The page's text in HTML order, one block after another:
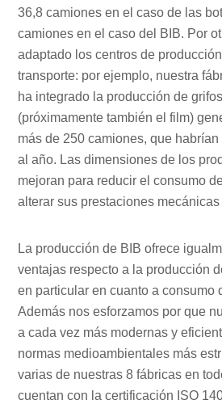
36,8 camiones en el caso de las
camiones en el caso del BIB. Por
adaptado los centros de
transporte: por ejemplo, nuestra
ha integrado la producción de
(próximamente también el film)
más de 250 camiones, que
al año. Las dimensiones de los
mejoran para reducir el consumo
alterar sus prestaciones mecánicas
La producción de BIB ofrece
ventajas respecto a la producción
en particular en cuanto a consumo
Además nos esforzamos por que
a cada vez más modernas y
normas medioambientales más
varias de nuestras 8 fábricas en
cuentan con la certificación ISO